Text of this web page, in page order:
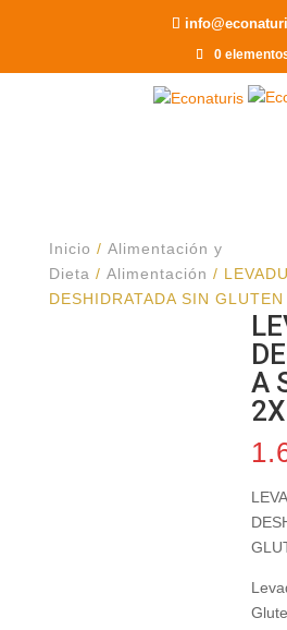
0
Inicio / Alimentación y
Dieta / Alimentación /
DESHIDRATADA SIN
A